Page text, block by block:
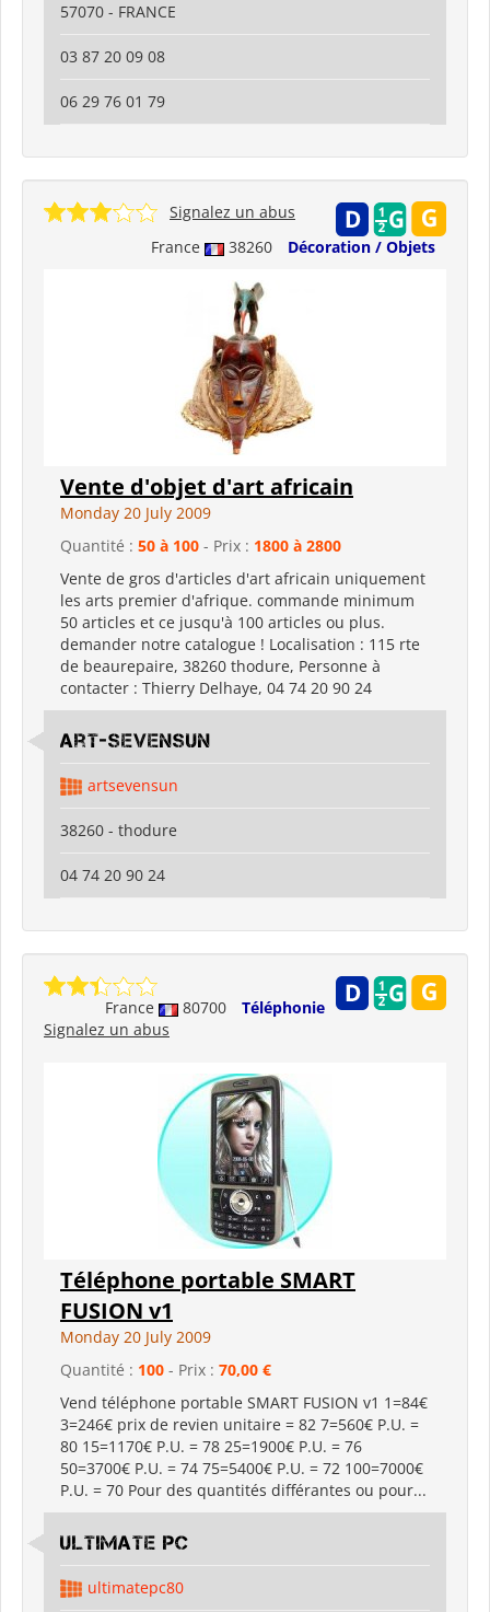
57070 - FRANCE
03 87 20 09 08
06 29 76 01 79
France 38260 Décoration / Objets
Signalez un abus
Vente d'objet d'art africain
Monday 20 July 2009
Quantité : 50 à 100 - Prix : 1800 à 2800
Vente de gros d'articles d'art africain uniquement
les arts premier d'afrique. commande minimum
50 articles et ce jusqu'à 100 articles ou plus.
demander notre catalogue ! Localisation : 115 rte
de beaurepaire, 38260 thodure, Personne à
contacter : Thierry Delhaye, 04 74 20 90 24
art-sevensun
artsevensun
38260 - thodure
04 74 20 90 24
France 80700
Téléphonie
Signalez un abus
Téléphone portable SMART
FUSION v1
Monday 20 July 2009
Quantité : 100 - Prix : 70,00 €
Vend téléphone portable SMART FUSION v1 1=84€
3=246€ prix de revien unitaire = 82 7=560€ P.U. =
80 15=1170€ P.U. = 78 25=1900€ P.U. = 76
50=3700€ P.U. = 74 75=5400€ P.U. = 72 100=7000€
P.U. = 70 Pour des quantités différantes ou pour...
ULTIMATE PC
ultimatepc80